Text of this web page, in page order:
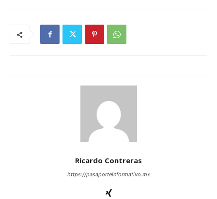
Ricardo Contreras
https://pasaporteinformativo.mx